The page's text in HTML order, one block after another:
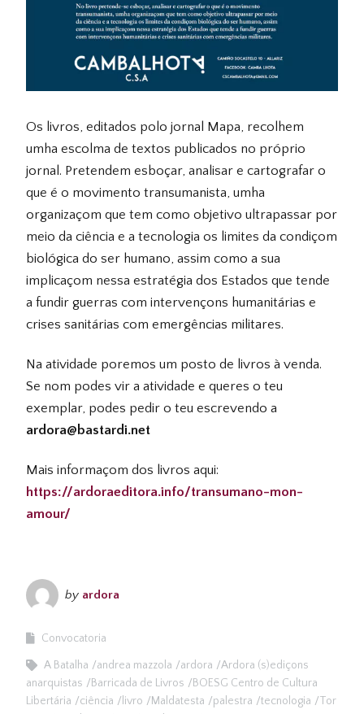
Os livros, editados polo jornal Mapa, recolhem
umha escolma de textos publicados no próprio
jornal. Pretendem esboçar, analisar e cartografar o
que é o movimento transumanista, umha
organizaçom que tem como objetivo ultrapassar por
meio da ciência e a tecnologia os limites da condiçom
biológica do ser humano, assim como a sua
implicaçom nessa estratégia dos Estados que tende
a fundir guerras com intervençons humanitárias e
crises sanitárias com emergências militares.
Na atividade poremos um posto de livros à venda.
Se nom podes vir a atividade e queres o teu
exemplar, podes pedir o teu escrevendo a
ardora@bastardi.net
Mais informaçom dos livros aqui:
https://ardoraeditora.info/transumano-mon-
amour/
by ardora
Convocatoria
A Batalha andrea mazzola ardora
Ardora (s)ediçons
anarquistas
Barricada de Livros
BOESG Centro de Cultura
Libertária
ciência livro Maldatesta palestra tecnologia
Tor